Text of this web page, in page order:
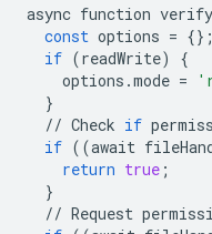
async function
const options = {};
if (readWrite)
{
options .mode =
}
// Check if
if ((await
return true ;
}
// Request